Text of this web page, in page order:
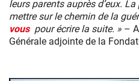
leurs parents auprès d’eux.
mettre sur le chemin de la
vouspour écrire la suite. » –
Générale adjointe de la